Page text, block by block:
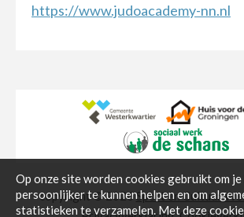
Op onze site worden cookies gebruikt om je
persoonlijker te kunnen helpen en om
statistieken te verzamelen. Met deze
https://www.judoacademy-nn.nl
copyright © 2026Sport en Cultuur